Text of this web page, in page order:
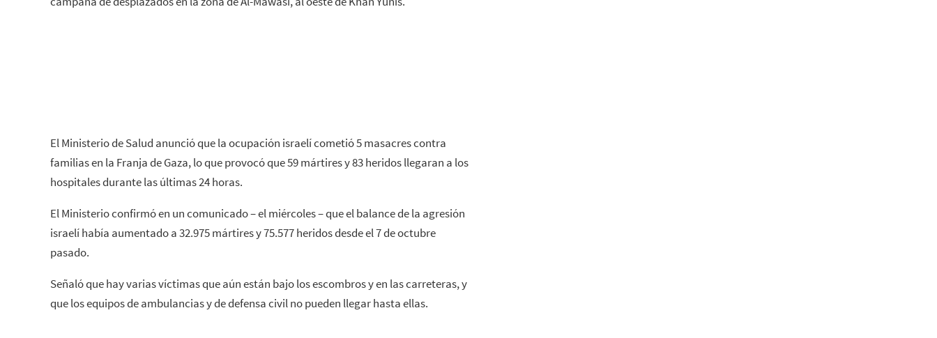
El Ministerio de Salud anunció que la ocupación israelí cometió 5 masacres contra
familias en la Franja de Gaza, lo que provocó que 59 mártires y 83 heridos llegaran a los
hospitales durante las últimas 24 horas.
El Ministerio confirmó en un comunicado – el miércoles – que el balance de la agresión
israelí había aumentado a 32.975 mártires y 75.577 heridos desde el 7 de octubre
pasado.
Señaló que hay varias víctimas que aún están bajo los escombros y en las carreteras, y
que los equipos de ambulancias y de defensa civil no pueden llegar hasta ellas.